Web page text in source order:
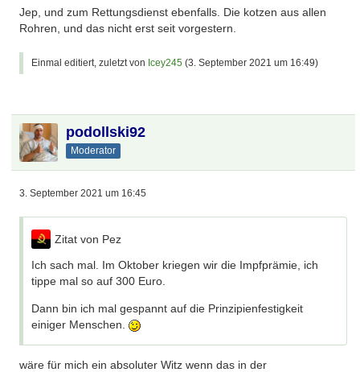
Jep, und zum Rettungsdienst ebenfalls. Die kotzen aus allen
Rohren, und das nicht erst seit vorgestern.
Einmal editiert, zuletzt von Icey245 (3. September 2021 um 16:49)
podollski92
Moderator
3. September 2021 um 16:45
Zitat von Pez
Ich sach mal. Im Oktober kriegen wir die Impfprämie, ich
tippe mal so auf 300 Euro.
Dann bin ich mal gespannt auf die Prinzipienfestigkeit
einiger Menschen.
wäre für mich ein absoluter Witz wenn das in der